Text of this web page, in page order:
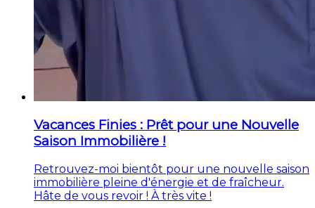
Vacances Finies : Prêt pour une Nouvelle
Saison Immobilière !
Retrouvez-moi bientôt pour une nouvelle saison
immobilière pleine d'énergie et de fraîcheur.
Hâte de vous revoir ! À très vite !